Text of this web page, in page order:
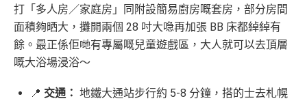
打「多人房／家庭房」同附設簡易廚房嘅套房，部分房間
面積夠晒大，攤開兩個 28 吋大喼再加張 BB 床都綽綽有
餘。最正係佢哋有專屬嘅兒童遊戲區，大人就可以去頂層
嘅大浴場浸浴～
📍 交通： 地鐵大通站步行約 5-8 分鐘，搭的士去札幌